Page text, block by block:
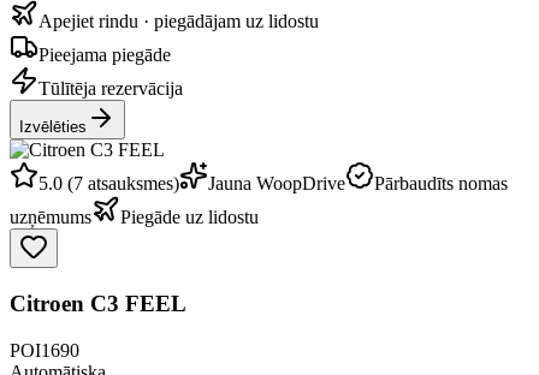
Apejiet rindu · piegādājam uz lidostu
Pieejama piegāde
Tūlītēja rezervācija
Izvēlēties
5.0 (7 atsauksmes) Jauna WoopDrive
Pārbaudīts nomas
uzņēmums
Piegāde uz lidostu
Citroen C3 FEEL
POI1690